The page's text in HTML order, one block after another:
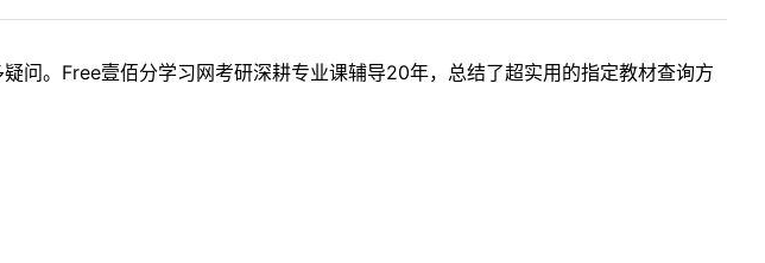
问。Free壹佰分学习网考研深耕专业课辅导20年，总结了超实用的指定教材查询方